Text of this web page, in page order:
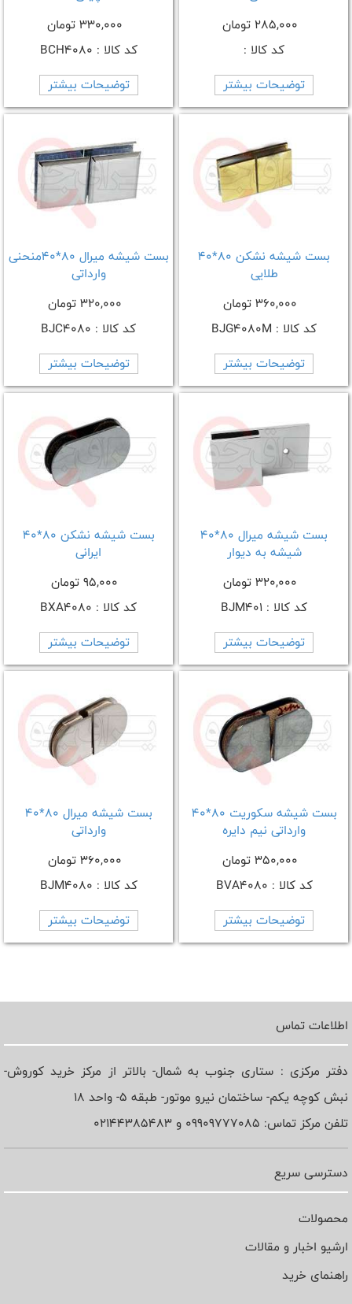
کد کالا :
توضیحات بیشتر
کد کالا : BCH4080
توضیحات بیشتر
بست شیشه نشکن 80*40
طلایی
کد کالا : BJG4080M
توضیحات بیشتر
بست شیشه میرال 80*40منحنی
وارداتی
کد کالا : BJC4080
توضیحات بیشتر
بست شیشه میرال 80*40
شیشه به دیوار
کد کالا : BJM401
توضیحات بیشتر
بست شیشه نشکن 80*40
ایرانی
کد کالا : BXA4080
توضیحات بیشتر
بست شیشه سکوریت 80*40
وارداتی نیم دایره
کد کالا : BVA4080
توضیحات بیشتر
بست شیشه میرال 80*40
وارداتی
کد کالا : BJM4080
توضیحات بیشتر
اطلاعات تماس
دفتر مرکزی : ستاری جنوب به شمال- بالاتر از مرکز خرید کوروش-
نبش کوچه یکم- ساختمان نیرو موتور- طبقه 5- واحد 18
تلفن مرکز تماس: 09909777085 و 02144385483
دسترسی سریع
محصولات
ارشیو اخبار و مقالات
راهنمای خرید